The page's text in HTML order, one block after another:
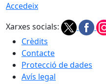
Accedeix
Xarxes socials:
Crèdits
Contacte
Protecció de dades
Avís legal